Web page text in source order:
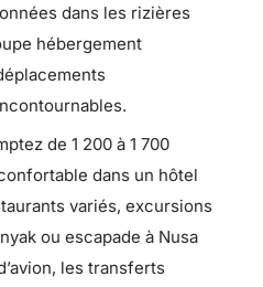
dans les rizières
hébergement
de 1 200 à 1 700
dans un hôtel
variés, excursions
ou escapade à Nusa
les transferts